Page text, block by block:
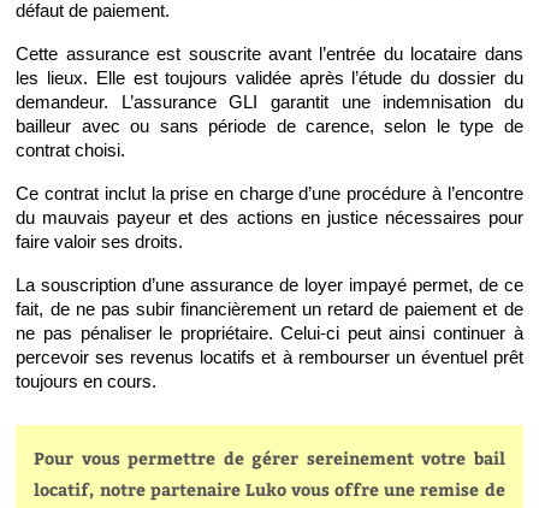
défaut de paiement.
Cette assurance est souscrite avant l’entrée du locataire dans
les lieux. Elle est toujours validée après l’étude du dossier du
demandeur. L’assurance GLI garantit une indemnisation du
bailleur avec ou sans période de carence, selon le type de
contrat choisi.
Ce contrat inclut la prise en charge d’une procédure à l’encontre
du mauvais payeur et des actions en justice nécessaires pour
faire valoir ses droits.
La souscription d’une assurance de loyer impayé permet, de ce
fait, de ne pas subir financièrement un retard de paiement et de
ne pas pénaliser le propriétaire. Celui-ci peut ainsi continuer à
percevoir ses revenus locatifs et à rembourser un éventuel prêt
toujours en cours.
Pour vous permettre de gérer sereinement votre bail
locatif, notre partenaire Luko vous offre une remise de